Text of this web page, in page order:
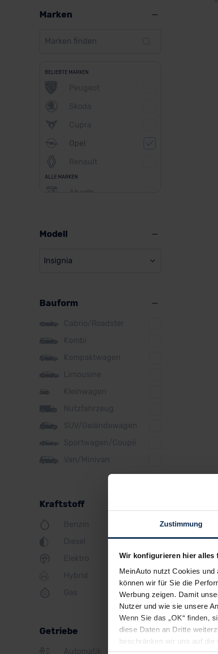
Zustimmung
Wir konfigurieren hier alles
MeinAuto nutzt Cookies
können wir für Sie die
Werbung zeigen. Damit
Nutzer und wie sie unsere
Wenn Sie das „OK“ finden,
diese Daten an Dritte
beschränken wir uns auf
Marken
BELIEBTE MARKEN
Peugeot
Skoda
Cupra
Opel
Renault
ALLE MARKEN
Abarth
BMW
Citroen
Cupra
DS
Dacia
Fiat
Ford
Honda
Lexus
MINI
Mazda
Mercedes
Mitsubishi
Peugeot
Modell
Insignia
Bauform
Cabrio/Roadster
Kombi
Kompaktwagen
Limousine
Kleinwagen
Nutzfahrzeug
SUV/Geländewagen
Sportwagen/Coupé
Van/Minivan
Kraftstoff
Benzin
Diesel
Elektro
Hybrid
Gas
Getriebe
Automatik